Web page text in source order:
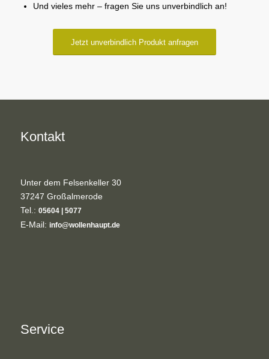
Und vieles mehr – fragen Sie uns unverbindlich an!
Jetzt unverbindlich Produkt anfragen
Kontakt
Unter dem Felsenkeller 30
37247 Großalmerode
Tel.: 05604 | 5077
E-Mail: info@wollenhaupt.de
Service